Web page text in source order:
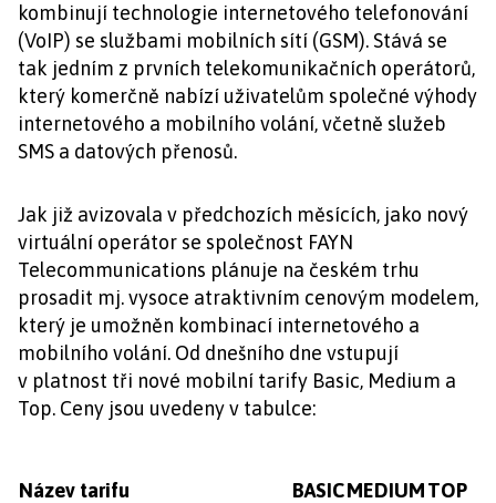
kombinují technologie internetového telefonování
(VoIP) se službami mobilních sítí (GSM). Stává se
tak jedním z prvních telekomunikačních operátorů,
který komerčně nabízí uživatelům společné výhody
internetového a mobilního volání, včetně služeb
SMS a datových přenosů.
Jak již avizovala v předchozích měsících, jako nový
virtuální operátor se společnost FAYN
Telecommunications plánuje na českém trhu
prosadit mj. vysoce atraktivním cenovým modelem,
který je umožněn kombinací internetového a
mobilního volání. Od dnešního dne vstupují
v platnost tři nové mobilní tarify Basic, Medium a
Top. Ceny jsou uvedeny v tabulce:
Název tarifu BASICMEDIUMTOP